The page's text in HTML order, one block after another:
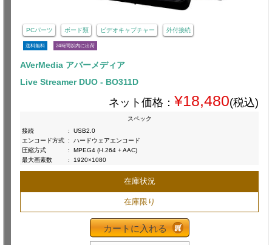
PCパーツ ボード類 ビデオキャプチャー 外付接続
送料無料 24時間以内に出荷
AVerMedia アバーメディア
Live Streamer DUO - BO311D
ネット価格： ¥18,480(税込)
スペック
接続
:
USB2.0
エンコード方式 :
ハードウェアエンコード
圧縮方式
:
MPEG4 (H.264 + AAC)
最大画素数
: 1920×1080
在庫状況
在庫限り
カートに入れる